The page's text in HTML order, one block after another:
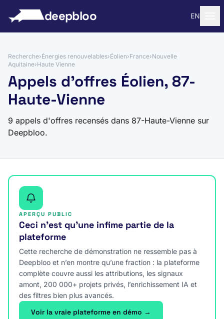
deepbloo EN
Recherche›Énergies renouvelables›Éolien›France›Nouvelle
Aquitaine›Haute Vienne
Appels d'offres Éolien, 87-
Haute-Vienne
9 appels d'offres recensés dans 87-Haute-Vienne sur
Deepbloo.
APERÇU PUBLIC
Ceci n’est qu’une infime partie de la
plateforme
Cette recherche de démonstration ne ressemble pas à
Deepbloo et n’en montre qu’une fraction : la plateforme
complète couvre aussi les attributions, les signaux
amont, 200 000+ projets privés, l’enrichissement IA et
des filtres bien plus avancés.
Voir la vraie plateforme en démo →